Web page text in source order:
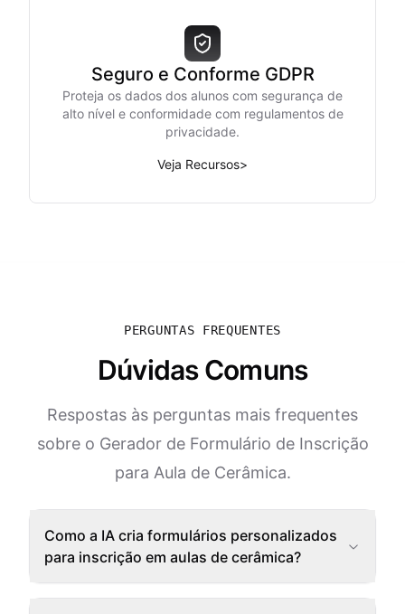
Seguro e Conforme GDPR
Proteja os dados dos alunos com segurança de
alto nível e conformidade com regulamentos de
privacidade.
Veja Recursos>
PERGUNTAS FREQUENTES
Dúvidas Comuns
Respostas às perguntas mais frequentes
sobre o Gerador de Formulário de Inscrição
para Aula de Cerâmica.
Como a IA cria formulários personalizados
para inscrição em aulas de cerâmica?